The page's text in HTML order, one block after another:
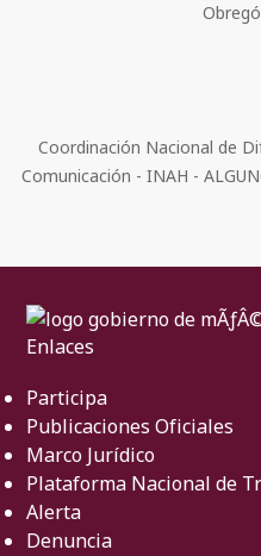
Coordinación Nacional de
Comunicación - INAH -
Enlaces
Participa
Publicaciones Oficiales
Marco Jurídico
Plataforma Nacional de
Alerta
Denuncia